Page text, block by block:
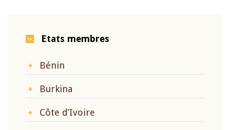
Etats membres
Bénin
Burkina
Côte d’Ivoire